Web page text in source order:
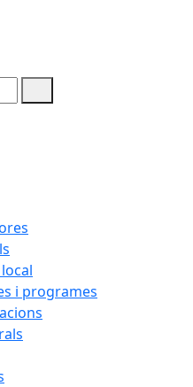
i programes